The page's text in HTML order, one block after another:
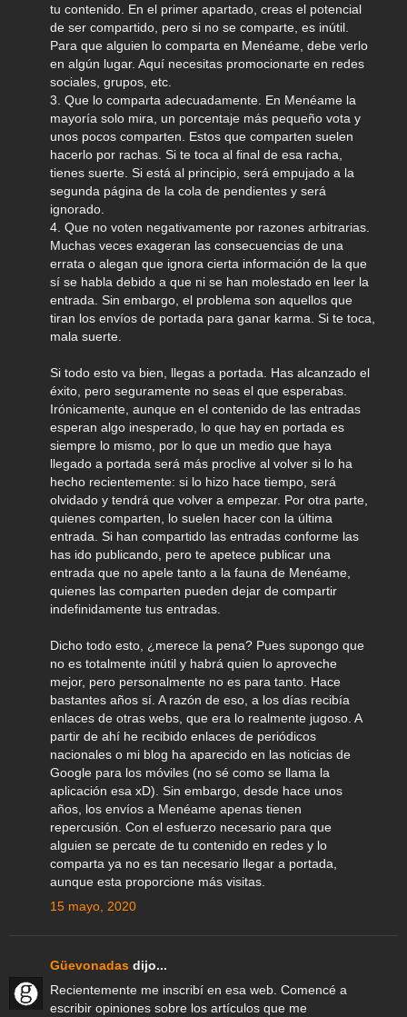
tu contenido. En el primer apartado, creas el potencial
de ser compartido, pero si no se comparte, es inútil.
Para que alguien lo comparta en Menéame, debe verlo
en algún lugar. Aquí necesitas promocionarte en redes
sociales, grupos, etc.
3. Que lo comparta adecuadamente. En Menéame la
mayoría solo mira, un porcentaje más pequeño vota y
unos pocos comparten. Estos que comparten suelen
hacerlo por rachas. Si te toca al final de esa racha,
tienes suerte. Si está al principio, será empujado a la
segunda página de la cola de pendientes y será
ignorado.
4. Que no voten negativamente por razones arbitrarias.
Muchas veces exageran las consecuencias de una
errata o alegan que ignora cierta información de la que
sí se habla debido a que ni se han molestado en leer la
entrada. Sin embargo, el problema son aquellos que
tiran los envíos de portada para ganar karma. Si te toca,
mala suerte.
Si todo esto va bien, llegas a portada. Has alcanzado el
éxito, pero seguramente no seas el que esperabas.
Irónicamente, aunque en el contenido de las entradas
esperan algo inesperado, lo que hay en portada es
siempre lo mismo, por lo que un medio que haya
llegado a portada será más proclive al volver si lo ha
hecho recientemente: si lo hizo hace tiempo, será
olvidado y tendrá que volver a empezar. Por otra parte,
quienes comparten, lo suelen hacer con la última
entrada. Si han compartido las entradas conforme las
has ido publicando, pero te apetece publicar una
entrada que no apele tanto a la fauna de Menéame,
quienes las comparten pueden dejar de compartir
indefinidamente tus entradas.
Dicho todo esto, ¿merece la pena? Pues supongo que
no es totalmente inútil y habrá quien lo aproveche
mejor, pero personalmente no es para tanto. Hace
bastantes años sí. A razón de eso, a los días recibía
enlaces de otras webs, que era lo realmente jugoso. A
partir de ahí he recibido enlaces de periódicos
nacionales o mi blog ha aparecido en las noticias de
Google para los móviles (no sé como se llama la
aplicación esa xD). Sin embargo, desde hace unos
años, los envíos a Menéame apenas tienen
repercusión. Con el esfuerzo necesario para que
alguien se percate de tu contenido en redes y lo
comparta ya no es tan necesario llegar a portada,
aunque esta proporcione más visitas.
15 mayo, 2020
Güevonadas dijo...
Recientemente me inscribí en esa web. Comencé a
escribir opiniones sobre los artículos que me